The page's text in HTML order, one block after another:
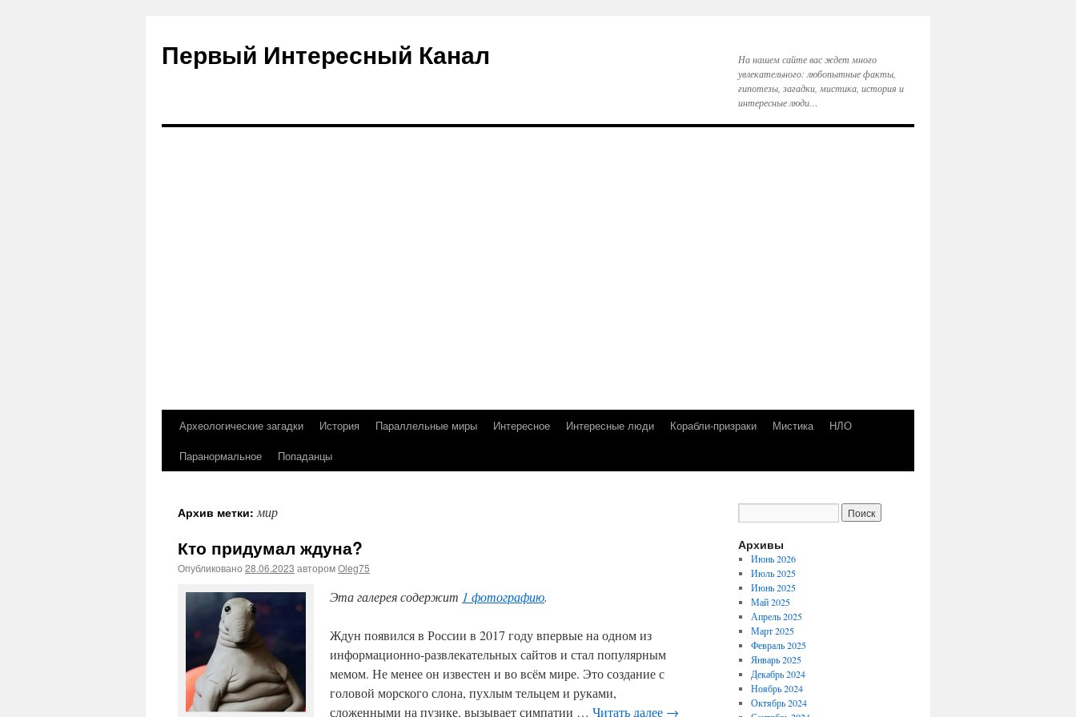
Первый Интересный Канал
На нашем сайте вас ждет много
увлекательного: любопытные факты,
гипотезы, загадки, мистика, история и
интересные люди…
Перейти
Археологические загадки История Параллельные миры Интересное Интересные люди Корабли-призраки Мистика
НЛО
Паранормальное
Попаданцы
Архив метки:мир
Кто придумал ждуна?
Опубликовано 28.06.2023 авторомOleg75
Эта галерея содержит 1 фотографию.
Ждун появился в России в 2017 году впервые на одном из
информационно-развлекательных сайтов и стал популярным
мемом. Не менее он известен и во всём мире. Это создание с
головой морского слона, пухлым тельцем и руками,
сложенными на пузике, вызывает симпатии … Читать далее →
Архивы
Июнь 2026
Июль 2025
Июнь 2025
Май 2025
Апрель 2025
Март 2025
Февраль 2025
Январь 2025
Декабрь 2024
Ноябрь 2024
Октябрь 2024